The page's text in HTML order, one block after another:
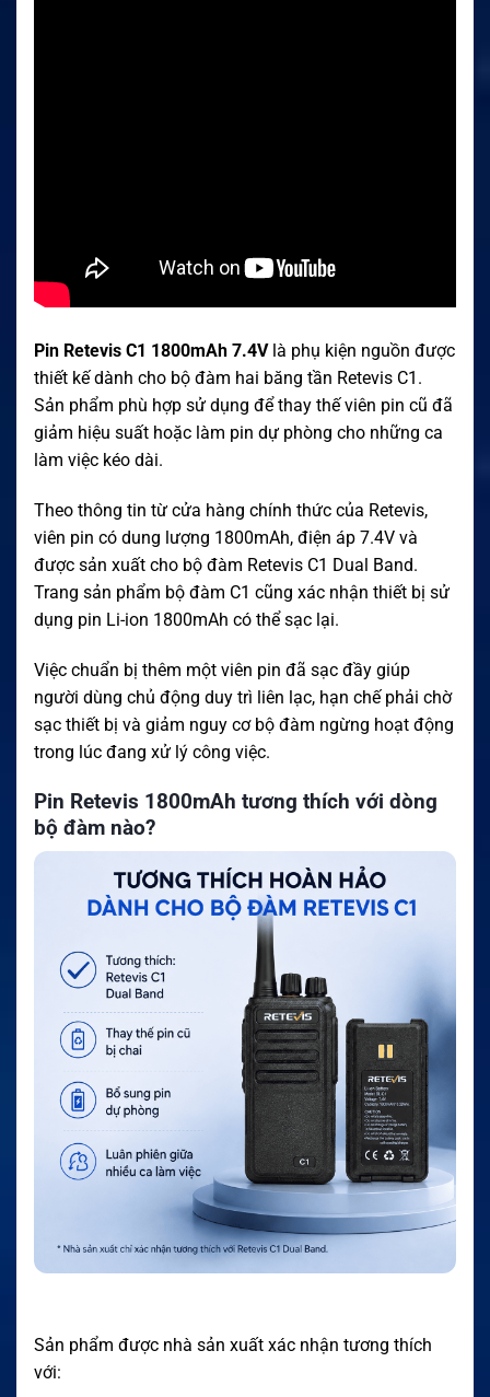
Pin Retevis C1 1800mAh 7.4Vlà phụ kiện nguồn được
thiết kế dành cho bộ đàm hai băng tần Retevis C1.
Sản phẩm phù hợp sử dụng để thay thế viên pin cũ đã
giảm hiệu suất hoặc làm pin dự phòng cho những ca
làm việc kéo dài.
Theo thông tin từ cửa hàng chính thức của Retevis,
viên pin có dung lượng 1800mAh, điện áp 7.4V và
được sản xuất cho bộ đàm Retevis C1 Dual Band.
Trang sản phẩm bộ đàm C1 cũng xác nhận thiết bị sử
dụng pin Li-ion 1800mAh có thể sạc lại.
Việc chuẩn bị thêm một viên pin đã sạc đầy giúp
người dùng chủ động duy trì liên lạc, hạn chế phải chờ
sạc thiết bị và giảm nguy cơ bộ đàm ngừng hoạt động
trong lúc đang xử lý công việc.
Pin Retevis 1800mAh tương thích với dòng
bộ đàm nào?
Sản phẩm được nhà sản xuất xác nhận tương thích
với: